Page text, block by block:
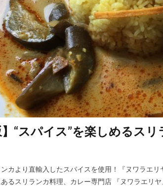
】“スパイス”を楽しめるス
カより直輸入したスパイスを使用！『ヌワラエ
るスリランカ料理、カレー専門店 『ヌワラエリ